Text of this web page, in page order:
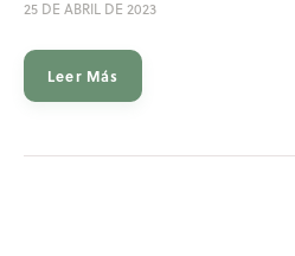
25 DE ABRIL DE 2023
Leer Más